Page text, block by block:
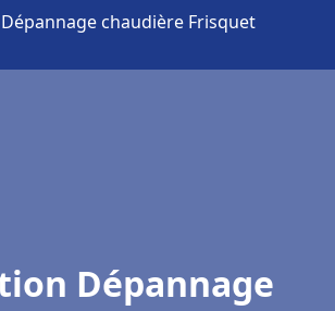
chaudière Frisquet
Dépannage